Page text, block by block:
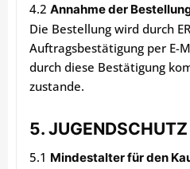
4.2 Annahme der
Die Bestellung wird durch
Auftragsbestätigung per E-
durch diese Bestätigung
zustande.
5. JUGENDSCHUTZ
5.1 Mindestalter für den